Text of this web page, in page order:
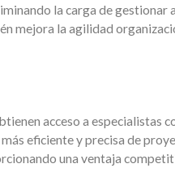
la carga de
mejora la agilidad
acceso a especialistas
eficiente y precisa de
una ventaja